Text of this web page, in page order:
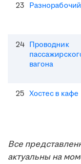
23 Разнорабочий
24 Проводник
вагона
25 Хостес в кафе
Все
актуальны на